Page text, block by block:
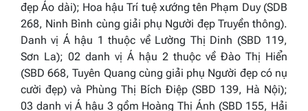
đẹp Áo dài); Hoa hậu Trí tuệxướng tên Phạm Duy (SDB
268, Ninh Bình cùng giải phụ Người đẹp Truyền thông).
Danh vị Á hậu 1 thuộc về Lường Thị Dinh (SBD 119,
Sơn La); 02 danh vị Á hậu 2 thuộc về Đào Thị Hiển
(SBD 668, Tuyên Quang cùng giải phụ Người đẹp có nụ
cười đẹp) và Phùng Thị Bích Điệp (SBD 139, Hà Nội);
03 danh vị Á hậu 3 gồm Hoàng Thị Ánh (SBD 155, Hải